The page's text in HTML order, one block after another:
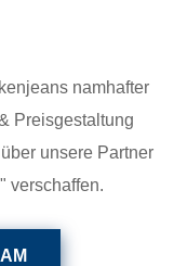
namhafter
Preisgestaltung
unsere Partner
verschaffen.